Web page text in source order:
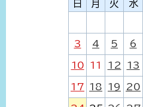
日 月 火 水
3 4 5 6
10 11 12 13
17 18 19 20